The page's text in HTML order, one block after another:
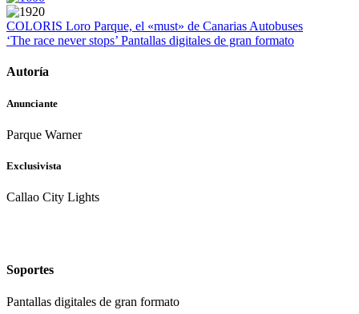
COLORIS Loro Parque, el «must» de Canarias Autobuses
‘The race never stops’ Pantallas digitales de gran formato
Autoría
Anunciante
Parque Warner
Exclusivista
Callao City Lights
Soportes
Pantallas digitales de gran formato